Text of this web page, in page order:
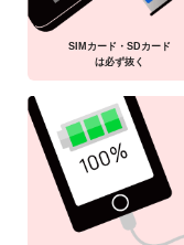
SIMカード・SDカード
は必ず抜く